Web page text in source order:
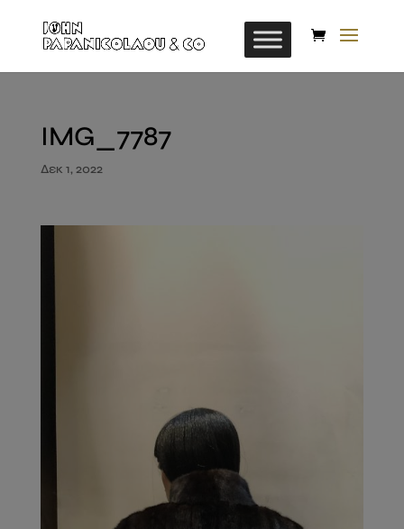
IMG_7787
Δεκ 1, 2022